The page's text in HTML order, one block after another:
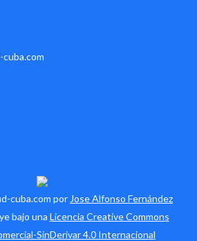
cuba.com por Jose Alfonso Fernández
bajo una Licencia Creative Commons
SinDerivar 4.0 Internacional